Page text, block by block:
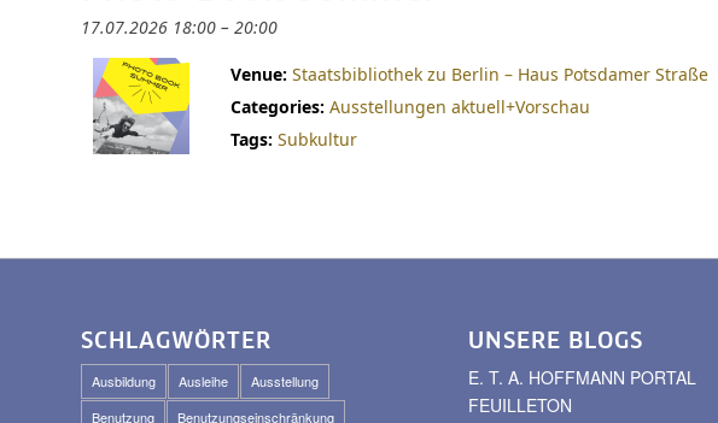
17.07.2026 18:00 – 20:00
Venue: Staatsbibliothek zu Berlin – Haus Potsdamer Straße
Categories: Ausstellungen aktuell+Vorschau
Tags: Subkultur
SCHLAGWÖRTER
Ausbildung Ausleihe
Ausstellung
Benutzung
Benutzungseinschränkung
UNSERE BLOGS
E. T. A. HOFFMANN PORTAL
FEUILLETON